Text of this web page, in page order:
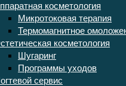
косметология
Микротоковая терапия
Термомагнитное
косметология
Шугаринг
Программы уходов
сервис